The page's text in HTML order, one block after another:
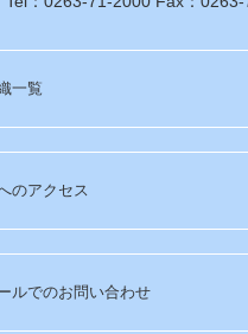
一覧
のアクセス
ルでのお問い合わせ